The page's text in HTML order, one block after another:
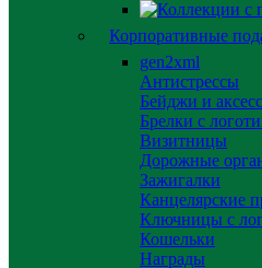
Корпоративные
gen2xml
Антистрессы
Бейджи и
Брелки с
Визитницы
Дорожные
Зажигалки
Канцелярские
Ключницы с
Кошельки
Награды